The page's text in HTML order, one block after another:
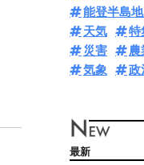
能登半島
天気
特
災害
農
気象
政
最新